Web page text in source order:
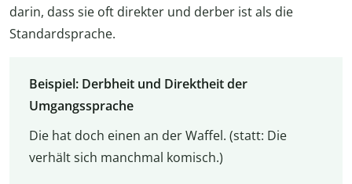
darin, dass sie oft direkter und derber ist als die
Standardsprache.
Beispiel: Derbheit und Direktheit der
Umgangssprache
Die hat doch einen an der Waffel. (statt: Die
verhält sich manchmal komisch.)